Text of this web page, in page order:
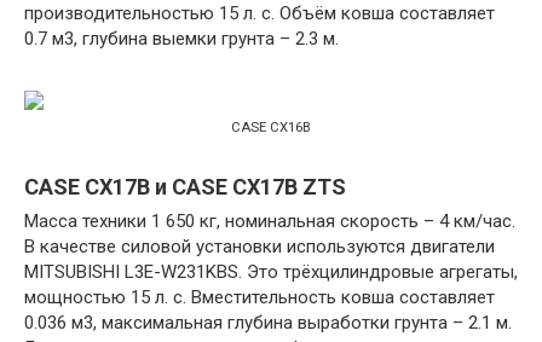
производительностью 15 л. с. Объём ковша составляет
0.7 м3, глубина выемки грунта – 2.3 м.
CASE CX16B
CASE CX17B и CASE CX17B ZTS
Масса техники 1 650 кг, номинальная скорость – 4 км/час.
В качестве силовой установки используются двигатели
MITSUBISHI L3E-W231KBS. Это трёхцилиндровые агрегаты,
мощностью 15 л. с. Вместительность ковша составляет
0.036 м3, максимальная глубина выработки грунта – 2.1 м.